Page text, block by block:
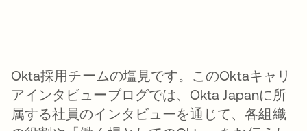
Okta採用チームの塩見です。このOktaキャリ
アインタビューブログでは、Okta Japanに所
属する社員のインタビューを通じて、各組織